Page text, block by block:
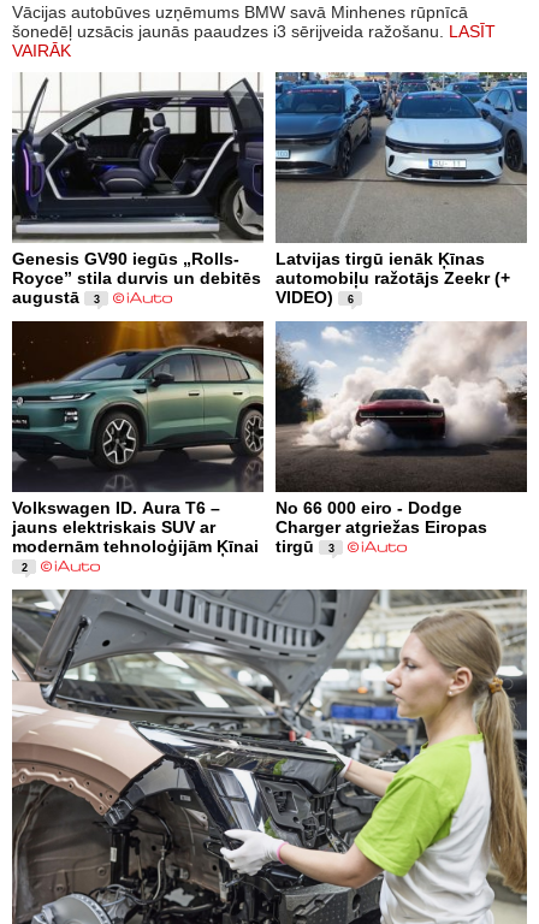
Vācijas autobūves uzņēmums BMW savā Minhenes rūpnīcā
šonedēļ uzsācis jaunās paaudzes i3 sērijveida ražošanu. LASĪT
VAIRĀK
Genesis GV90 iegūs „Rolls-
Royce” stila durvis un debitēs
augustā
3
Latvijas tirgū ienāk Ķīnas
automobiļu ražotājs Zeekr (+
VIDEO)
6
Volkswagen ID. Aura T6 –
jauns elektriskais SUV ar
modernām tehnoloģijām Ķīnai
2
No 66 000 eiro - Dodge
Charger atgriežas Eiropas
tirgū
3